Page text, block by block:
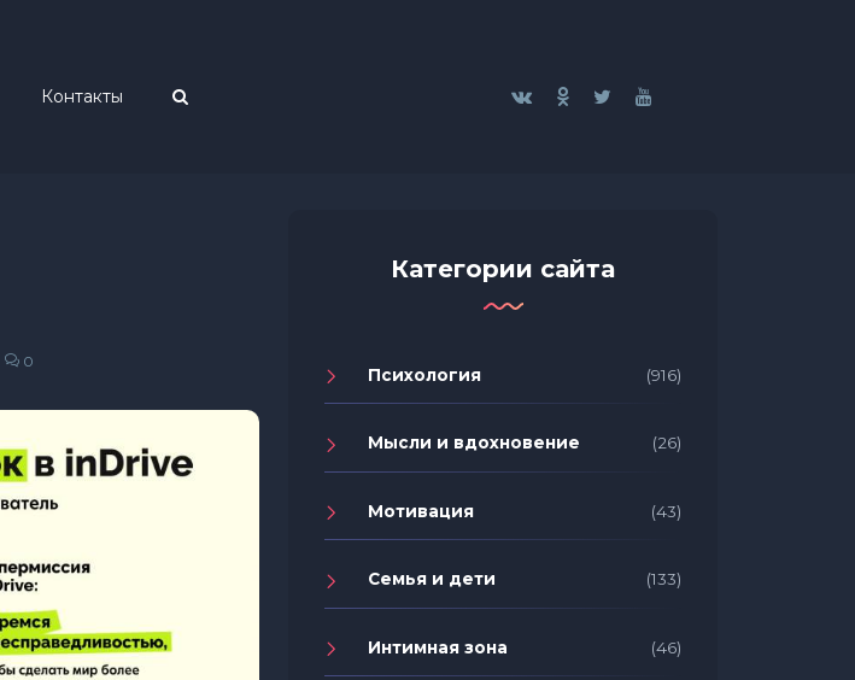
Контакты
0
Категории сайта
Психология (916)
Мысли и вдохновение (26)
Мотивация (43)
Семья и дети (133)
Интимная зона (46)